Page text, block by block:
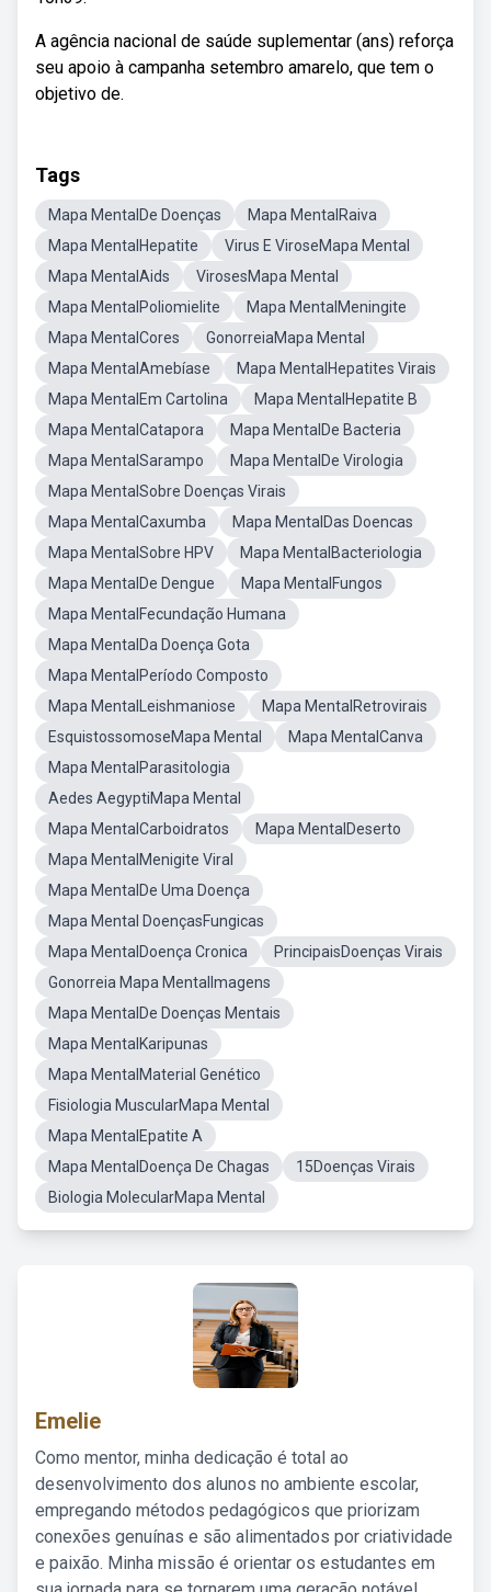
A agência nacional de saúde suplementar (ans) reforça
seu apoio à campanha setembro amarelo, que tem o
objetivo de.
Tags
Mapa MentalDe Doenças
Mapa MentalRaiva
Mapa MentalHepatite
Virus E ViroseMapa Mental
Mapa MentalAids
VirosesMapa Mental
Mapa MentalPoliomielite
Mapa MentalMeningite
Mapa MentalCores
GonorreiaMapa Mental
Mapa MentalAmebíase
Mapa MentalHepatites Virais
Mapa MentalEm Cartolina
Mapa MentalHepatite B
Mapa MentalCatapora
Mapa MentalDe Bacteria
Mapa MentalSarampo
Mapa MentalDe Virologia
Mapa MentalSobre Doenças Virais
Mapa MentalCaxumba
Mapa MentalDas Doencas
Mapa MentalSobre HPV
Mapa MentalBacteriologia
Mapa MentalDe Dengue
Mapa MentalFungos
Mapa MentalFecundação Humana
Mapa MentalDa Doença Gota
Mapa MentalPeríodo Composto
Mapa MentalLeishmaniose
Mapa MentalRetrovirais
EsquistossomoseMapa Mental
Mapa MentalCanva
Mapa MentalParasitologia
Aedes AegyptiMapa Mental
Mapa MentalCarboidratos
Mapa MentalDeserto
Mapa MentalMenigite Viral
Mapa MentalDe Uma Doença
Mapa Mental DoençasFungicas
Mapa MentalDoença Cronica
PrincipaisDoenças Virais
Gonorreia Mapa MentalImagens
Mapa MentalDe Doenças Mentais
Mapa MentalKaripunas
Mapa MentalMaterial Genético
Fisiologia MuscularMapa Mental
Mapa MentalEpatite A
Mapa MentalDoença De Chagas
15Doenças Virais
Biologia MolecularMapa Mental
Emelie
Como mentor, minha dedicação é total ao
desenvolvimento dos alunos no ambiente escolar,
empregando métodos pedagógicos que priorizam
conexões genuínas e são alimentados por criatividade
e paixão. Minha missão é orientar os estudantes em